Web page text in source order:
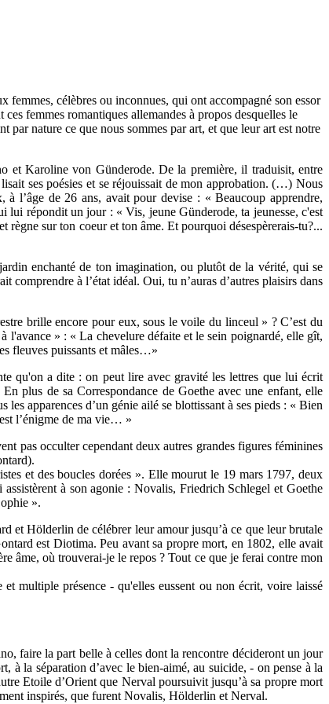
femmes, célèbres ou inconnues, qui ont accompagné son essor
femmes romantiques allemandes à propos desquelles le
nature ce que nous sommes par art, et que leur art est notre
et Karoline von Günderode. De la première, il traduisit, entre
ses poésies et se réjouissait de mon approbation. (…) Nous
l’âge de 26 ans, avait pour devise : « Beaucoup apprendre,
lui répondit un jour : « Vis, jeune Günderode, ta jeunesse, c'est
sur ton coeur et ton âme. Et pourquoi désespèrerais-tu?...
enchanté de ton imagination, ou plutôt de la vérité, qui se
comprendre à l’état idéal. Oui, tu n’auras d’autres plaisirs dans
brille encore pour eux, sous le voile du linceul » ? C’est du
l'avance » : « La chevelure défaite et le sein poignardé, elle gît,
fleuves puissants et mâles…»
qu'on a dite : on peut lire avec gravité les lettres que lui écrit
plus de sa Correspondance de Goethe avec une enfant, elle
apparences d’un génie ailé se blottissant à ses pieds : « Bien
l’énigme de ma vie… »
pas occulter cependant deux autres grandes figures féminines
et des boucles dorées ». Elle mourut le 19 mars 1797, deux
à son agonie : Novalis, Friedrich Schlegel et Goethe
».
et Hölderlin de célébrer leur amour jusqu’à ce que leur brutale
est Diotima. Peu avant sa propre mort, en 1802, elle avait
âme, où trouverai-je le repos ? Tout ce que je ferai contre mon
multiple présence - qu'elles eussent ou non écrit, voire laissé
faire la part belle à celles dont la rencontre décideront un jour
à la séparation d’avec le bien-aimé, au suicide, - on pense à la
Etoile d’Orient que Nerval poursuivit jusqu’à sa propre mort
inspirés, que furent Novalis, Hölderlin et Nerval.